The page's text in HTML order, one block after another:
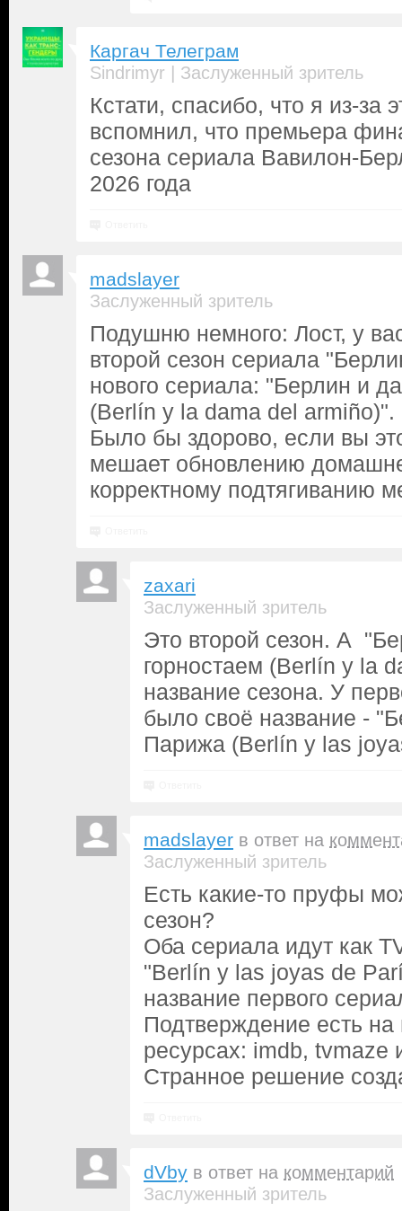
Каргач Телеграм
Sindrimyr | Заслуженный зритель
Кстати, спасибо, что я из-за
вспомнил, что премьера
сезона сериала Вавилон-
2026 года
madslayer
Заслуженный зритель
Подушню немного: Лост, у
второй сезон сериала
нового сериала: "Берлин и
(Berlín y la dama del armiño)".
Было бы здорово, если вы
мешает обновлению
корректному подтягиванию
zaxari
Заслуженный зритель
Это второй сезон. А
горностаем (Berlín y la
название сезона. У
было своё название -
Парижа (Berlín y las
madslayer в ответ на
Заслуженный зритель
Есть какие-то пруфы
сезон?
Оба сериала идут как
"Berlín y las joyas de
название первого
Подтверждение есть на
ресурсах: imdb, tvmaze
Странное решение
dVby в ответ на комментарий
Заслуженный зритель